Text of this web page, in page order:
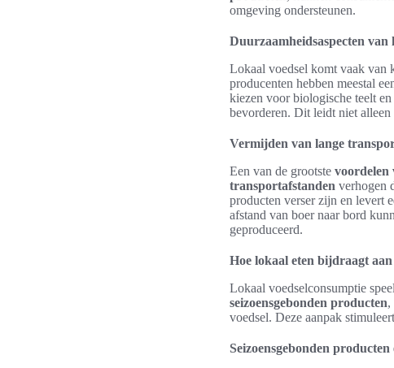
omgeving ondersteunen.
Duurzaamheidsaspecten van
Lokaal voedsel komt vaak van
producenten hebben meestal
kiezen voor biologische teelt
bevorderen. Dit leidt niet alleen
Vermijden van lange
Een van de grootste voordelen
transportafstanden verhogen
producten verser zijn en levert
afstand van boer naar bord
geproduceerd.
Hoe lokaal eten bijdraagt
Lokaal voedselconsumptie
seizoensgebonden producten,
voedsel. Deze aanpak
Seizoensgebonden